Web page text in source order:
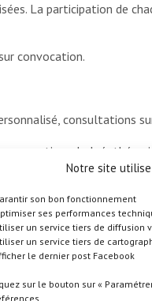
Notre site
son bon fonctionnement
ses performances
un service tiers de diffusion
un service tiers de
le dernier post Facebook
sur le bouton sur «
La participation de
convocation.
consultations
municipale après